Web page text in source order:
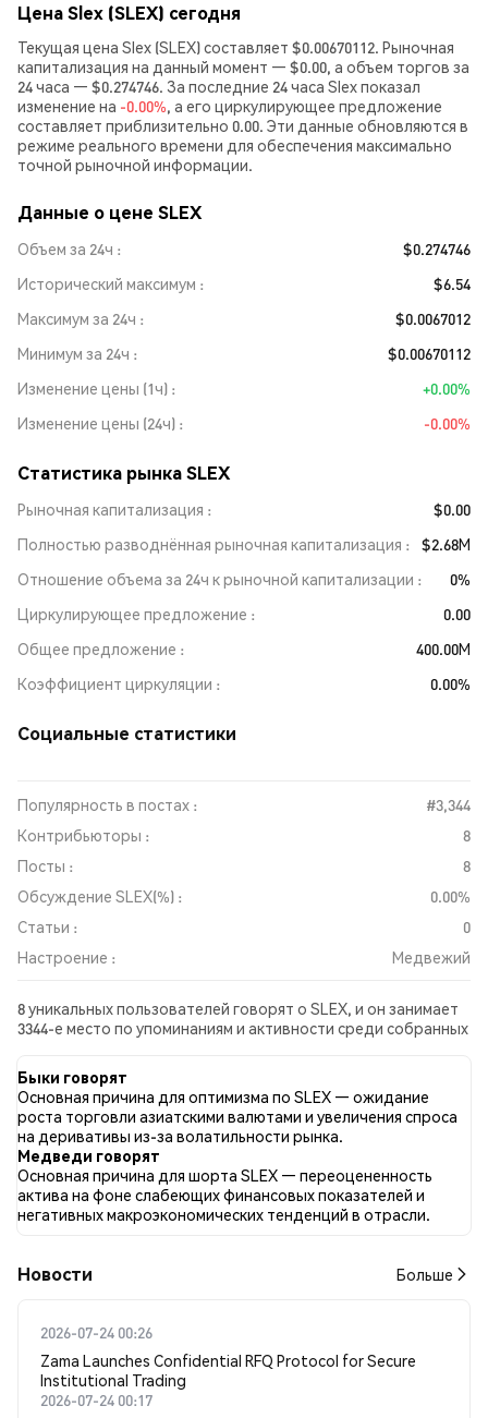
Цена Slex (SLEX) сегодня
Текущая цена Slex (SLEX) составляет $0.00670112. Рыночная
капитализация на данный момент — $0.00, а объем торгов за
24 часа — $0.274746. За последние 24 часа Slex показал
изменение на -0.00%, а его циркулирующее предложение
составляет приблизительно 0.00. Эти данные обновляются в
режиме реального времени для обеспечения максимально
точной рыночной информации.
Данные о цене SLEX
Объем за 24ч
$0.274746
Исторический максимум
$6.54
Максимум за 24ч
$0.0067012
Минимум за 24ч
$0.00670112
Изменение цены (1ч)
+0.00%
Изменение цены (24ч)
-0.00%
Статистика рынка SLEX
Рыночная капитализация
$0.00
Полностью разводнённая рыночная капитализация
$2.68M
Отношение объема за 24ч к рыночной капитализации
0%
Циркулирующее предложение
0.00
Общее предложение
400.00M
Коэффициент циркуляции
0.00%
Социальные статистики
Популярность в постах :
#3,344
Контрибьюторы :
8
Посты :
8
Обсуждение SLEX(%) :
0.00%
Статьи :
0
Настроение :
Медвежий
8 уникальных пользователей говорят о SLEX, и он занимает
3344-е место по упоминаниям и активности среди собранных
во всех социальных сетях было Медвежий. Всего было
опубликовано 0 новостных статей о SLEX. В Twitter 0.00%
твитов имели бычий настрой по сравнению с 87.50% твитов с
медвежьим настроем по SLEX. 12.50% твитов были
нейтральными по отношению к SLEX. Эти данные основаны
на 8 твитах.
Быки говорят
Основная причина для оптимизма по SLEX — ожидание
роста торговли азиатскими валютами и увеличения спроса
на деривативы из-за волатильности рынка.
Медведи говорят
Основная причина для шорта SLEX — переоцененность
актива на фоне слабеющих финансовых показателей и
негативных макроэкономических тенденций в отрасли.
Новости Больше
2026-07-24 00:26
Zama Launches Confidential RFQ Protocol for Secure
Institutional Trading
2026-07-24 00:17